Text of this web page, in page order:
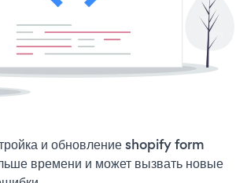
и обновление shopify form
времени и может вызвать новые